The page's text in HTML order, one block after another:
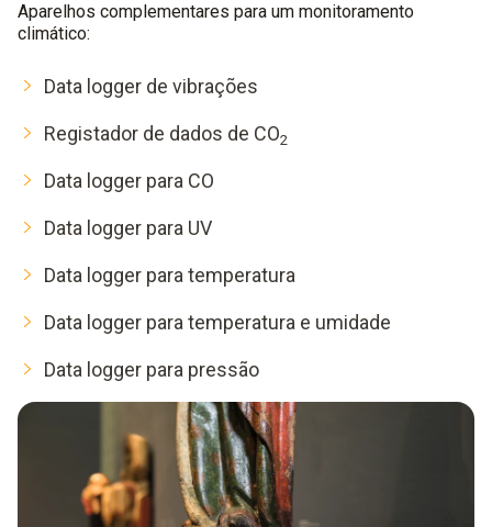
Aparelhos complementares para um monitoramento
climático:
Data logger de vibrações
Registador de dados de CO2
Data logger para CO
Data logger para UV
Data logger para temperatura
Data logger para temperatura e umidade
Data logger para pressão